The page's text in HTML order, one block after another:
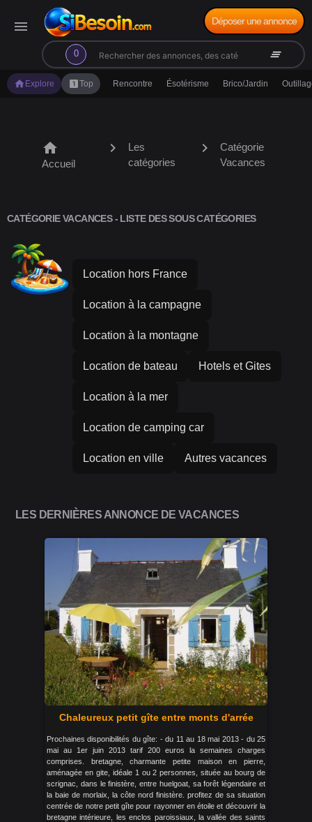
menu
0
search clear_all
Déposer une annonce
home Explore looks_oneTop Rencontre Ésotérisme Brico/Jardin
home
Accueil
chevron_right
Les
catégories
chevron_right
Catégorie
Vacances
CATÉGORIE VACANCES - LISTE DES SOUS CATÉGORIES
Location hors France
Location à la campagne
Location à la montagne
Location de bateau Hotels et Gites
Location à la mer
Location de camping car
Location en ville Autres vacances
LES DERNIÈRES ANNONCE DE VACANCES
Chaleureux petit gîte entre monts d'arrée
Prochaines disponibilités du gîte: - du 11 au 18 mai 2013 - du 25
mai au 1er juin 2013 tarif 200 euros la semaines charges
comprises. bretagne, charmante petite maison en pierre,
aménagée en gite, idéale 1 ou 2 personnes, située au bourg de
scrignac, dans le finistère, entre huelgoat, sa forêt légendaire et
la baie de morlaix, la côte nord finistère. profitez de sa situation
centrée de notre petit gîte pour rayonner en étoile et découvrir la
bretagne intérieure, les enclos paroissiaux, la vallée des saints